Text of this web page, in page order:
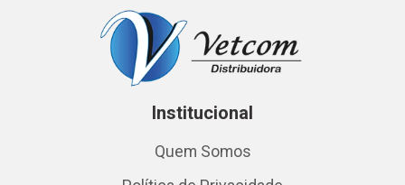
Institucional
Quem Somos